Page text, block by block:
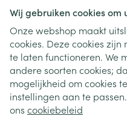
Wij gebruiken cookies
Onze webshop maakt
cookies. Deze cookies
te laten functioneren. We
andere soorten cookies;
mogelijkheid om cookies
instellingen aan te
ons cookiebeleid
Juridische links